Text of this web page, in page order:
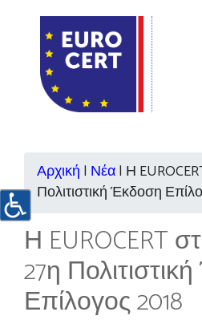
Αρχική | Νέα| Η
Πολιτιστική Έκδοση
Η EUROCERT
27η
Επίλογος 2018